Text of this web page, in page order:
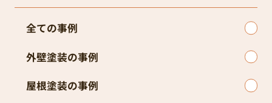
全ての事例
外壁塗装の事例
屋根塗装の事例